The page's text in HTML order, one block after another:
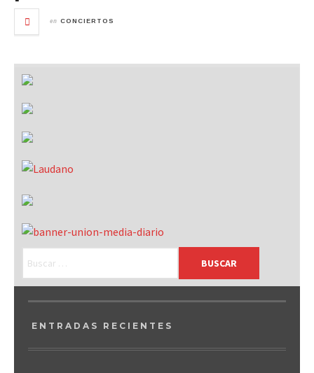
en CONCIERTOS
ENTRADAS RECIENTES